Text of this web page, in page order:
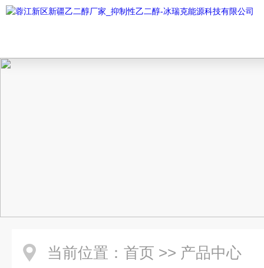
当前位置： 首页 >> 产品中心